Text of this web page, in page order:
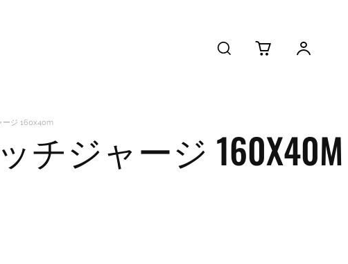
ージ 160x40m
ッチジャージ 160X40M